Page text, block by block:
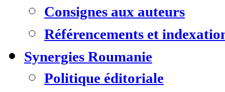
Consignes aux auteurs
Référencements et
Synergies Roumanie
Politique éditoriale